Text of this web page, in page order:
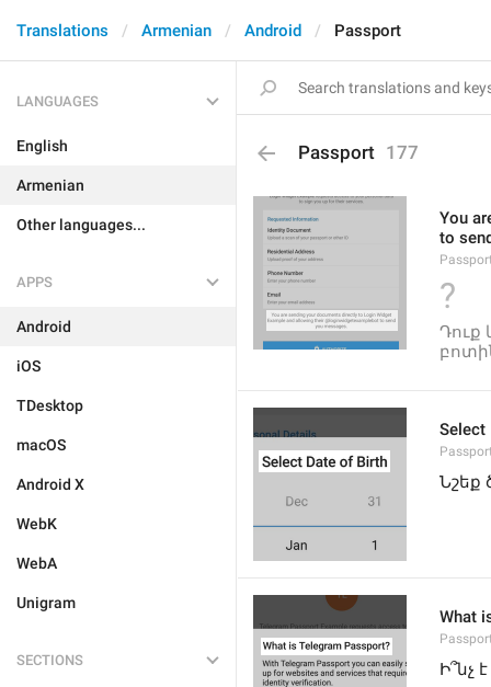
Translations Armenian Android Passport
LANGUAGES
English
Armenian
Other languages...
APPS
Android
iOS
TDesktop
macOS
Android X
WebK
WebA
Unigram
SECTIONS
Passport 177
You
to
?
Select
Նշեք
What
Ի՞նչ